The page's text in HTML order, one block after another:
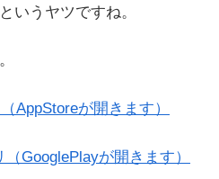
いうヤツですね。
AppStoreが開きます）
GooglePlayが開きます）